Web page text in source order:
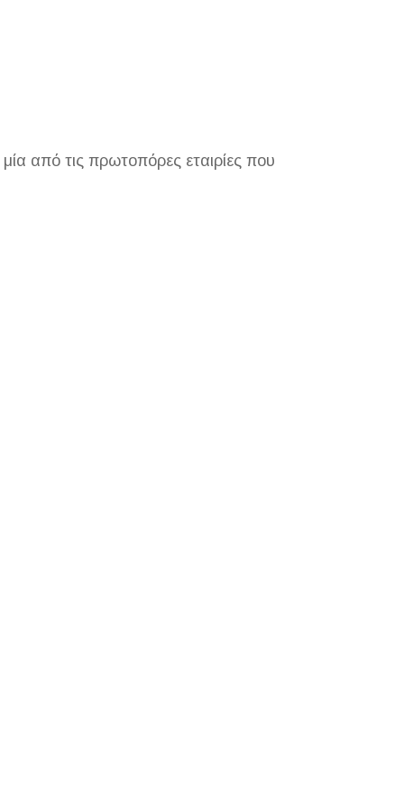
από τις πρωτοπόρες εταιρίες που